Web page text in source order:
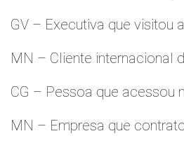
GV – Executiva que visitou
MN – Cliente internacional
CG – Pessoa que acessou
MN – Empresa que